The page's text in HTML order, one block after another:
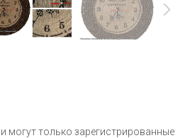
могут только зарегистрированные